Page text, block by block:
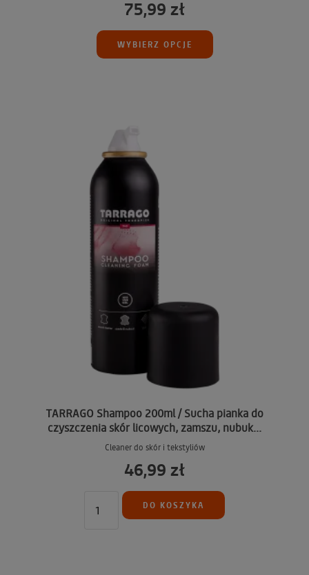
75,99 zł
WYBIERZ OPCJE
TARRAGO Shampoo 200ml / Sucha pianka do
czyszczenia skór licowych, zamszu, nubuk...
Cleaner do skór i tekstyliów
46,99 zł
DO KOSZYKA